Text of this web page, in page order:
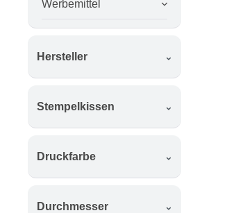
Werbemittel
Hersteller
Stempelkissen
Druckfarbe
Durchmesser